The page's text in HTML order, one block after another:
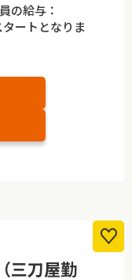
の給与：
ートとなりま
三刀屋勤